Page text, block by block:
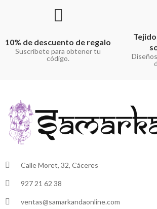
10% de descuento de regalo
Suscríbete para obtener tu
código.
Calle Moret, 32, Cáceres
927 21 62 38
ventas@samarkandaonline.com